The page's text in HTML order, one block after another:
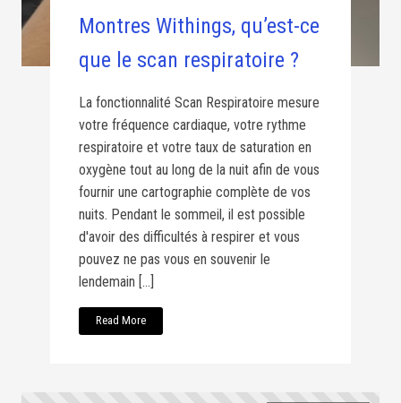
Montres Withings, qu’est-ce
que le scan respiratoire ?
La fonctionnalité Scan Respiratoire mesure
votre fréquence cardiaque, votre rythme
respiratoire et votre taux de saturation en
oxygène tout au long de la nuit afin de vous
fournir une cartographie complète de vos
nuits. Pendant le sommeil, il est possible
d'avoir des difficultés à respirer et vous
pouvez ne pas vous en souvenir le
lendemain […]
Read More